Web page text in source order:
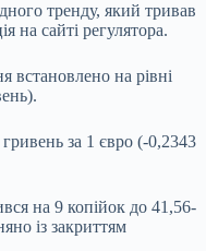
тренду, який тривав
на сайті регулятора.
встановлено на рівні
за 1 євро (-0,2343
на 9 копійок до 41,56-
із закриттям